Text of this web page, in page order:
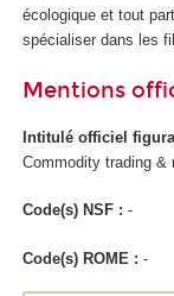
écologique et tout
spécialiser dans les
Mentions
Intitulé officiel
Commodity trading &
Code(s) NSF : -
Code(s) ROME : -